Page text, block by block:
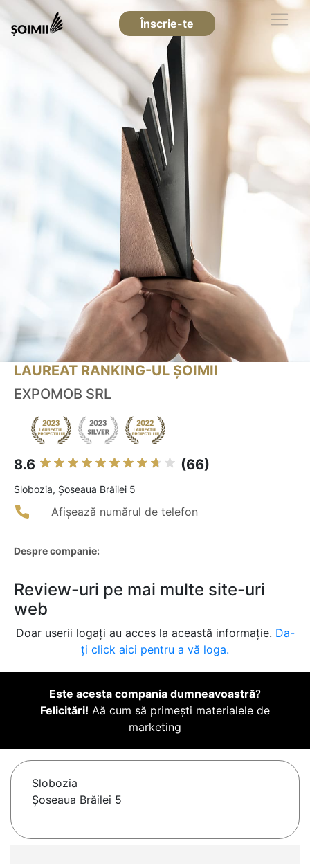
Înscrie-te
LAUREAT RANKING-UL ȘOIMII
EXPOMOB SRL
8.6 (66)
Slobozia, Șoseaua Brăilei 5
Afișează numărul de telefon
Despre companie:
Review-uri pe mai multe site-uri
web
Doar userii logați au acces la această informație. Da-
ți click aici pentru a vă loga.
Este acesta compania dumneavoastră?
Felicitări! Aă cum să primești materialele de
marketing
Slobozia
Șoseaua Brăilei 5